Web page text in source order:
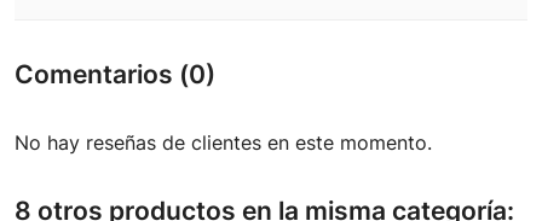
Comentarios (0)
No hay reseñas de clientes en este momento.
8 otros productos en la misma categoría: